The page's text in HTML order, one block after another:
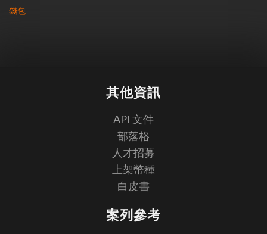
錢包
其他資訊
API 文件
部落格
人才招募
上架幣種
白皮書
案列參考